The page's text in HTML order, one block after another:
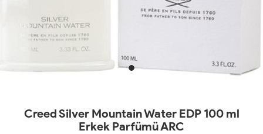
Creed Silver Mountain Water EDP 100 ml
Erkek Parfümü ARC